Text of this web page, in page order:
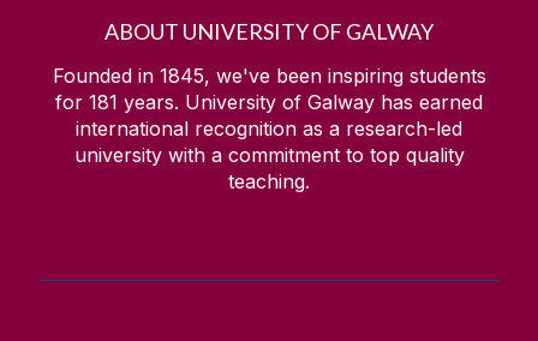
ABOUT UNIVERSITY OF GALWAY
Founded in 1845, we've been inspiring students
for 181 years. University of Galway has earned
international recognition as a research-led
university with a commitment to top quality
teaching.